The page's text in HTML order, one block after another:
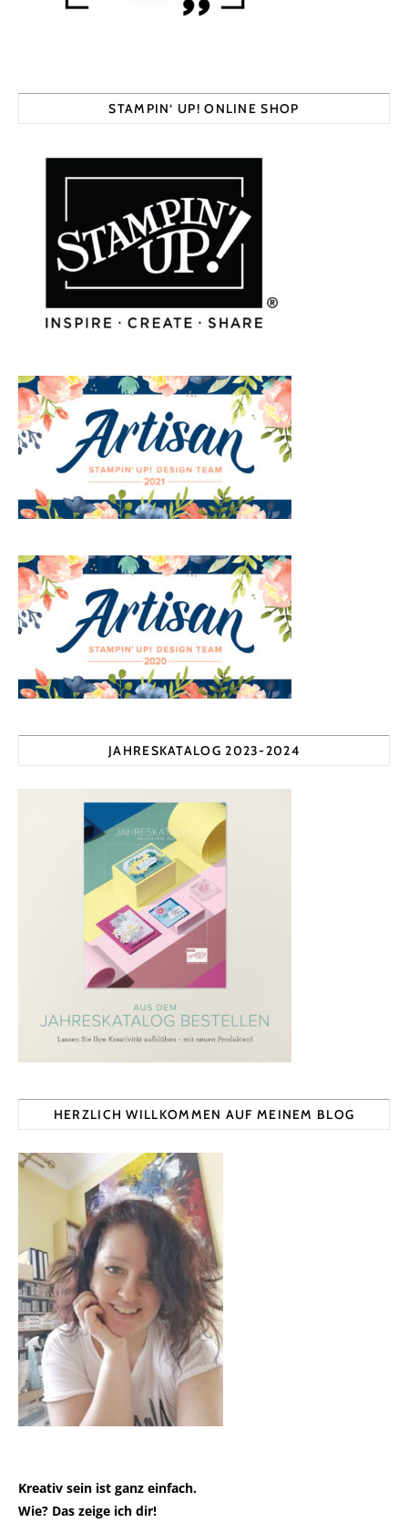
STAMPIN‘ UP! ONLINE SHOP
JAHRESKATALOG 2023-2024
HERZLICH WILLKOMMEN AUF MEINEM BLOG
Kreativ sein ist ganz einfach.
Wie? Das zeige ich dir!